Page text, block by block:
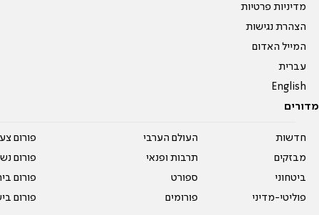
מדיניות פרטיות
הצהרת נגישות
המייל האדום
עברית
English
מדורים
חדשות
מבזקים
ביטחוני
פוליטי-מדיני
העולם הערבי
תרבות ופנאי
ספורט
פורומים
פורום
פורום
פורום
פורום